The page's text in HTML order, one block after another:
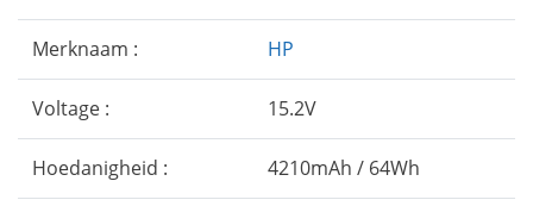
Merknaam : HP
Voltage : 15.2V
Hoedanigheid : 4210mAh / 64Wh